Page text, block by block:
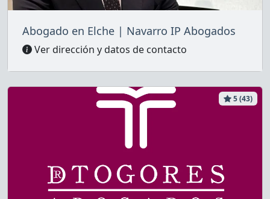
Abogado en Elche | Navarro IP Abogados
Ver dirección y datos de contacto
5 (43)